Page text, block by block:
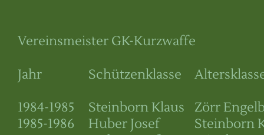
Vereinsmeister GK-Kurzwaffe
Jahr
1984-1985
1985-1986
Schützenklasse
Steinborn Klaus
Huber Josef
Zörr
Steinborn